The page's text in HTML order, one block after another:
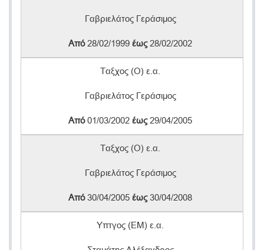
Γαβριελάτος Γεράσιμος
Από28/02/1999 έως28/02/2002
Ταξχος (Ο) ε.α.
Γαβριελάτος Γεράσιμος
Από01/03/2002 έως29/04/2005
Ταξχος (Ο) ε.α.
Γαβριελάτος Γεράσιμος
Από30/04/2005 έως30/04/2008
Υπτγος (ΕΜ) ε.α.